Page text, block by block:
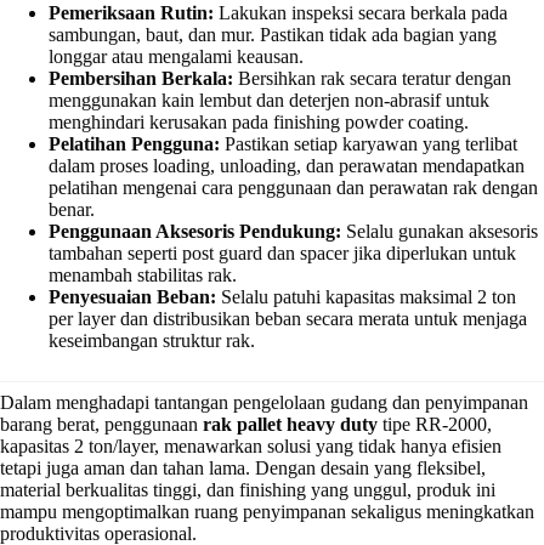
Pemeriksaan Rutin: Lakukan inspeksi secara berkala pada
sambungan, baut, dan mur. Pastikan tidak ada bagian yang
longgar atau mengalami keausan.
Pembersihan Berkala: Bersihkan rak secara teratur dengan
menggunakan kain lembut dan deterjen non-abrasif untuk
menghindari kerusakan pada finishing powder coating.
Pelatihan Pengguna: Pastikan setiap karyawan yang terlibat
dalam proses loading, unloading, dan perawatan mendapatkan
pelatihan mengenai cara penggunaan dan perawatan rak dengan
benar.
Penggunaan Aksesoris Pendukung: Selalu gunakan aksesoris
tambahan seperti post guard dan spacer jika diperlukan untuk
menambah stabilitas rak.
Penyesuaian Beban: Selalu patuhi kapasitas maksimal 2 ton
per layer dan distribusikan beban secara merata untuk menjaga
keseimbangan struktur rak.
Dalam menghadapi tantangan pengelolaan gudang dan penyimpanan
barang berat, penggunaan rak pallet heavy duty tipe RR-2000,
kapasitas 2 ton/layer, menawarkan solusi yang tidak hanya efisien
tetapi juga aman dan tahan lama. Dengan desain yang fleksibel,
material berkualitas tinggi, dan finishing yang unggul, produk ini
mampu mengoptimalkan ruang penyimpanan sekaligus meningkatkan
produktivitas operasional.